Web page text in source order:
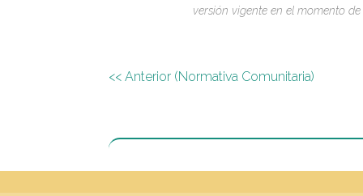
versión vigente en el momento
<< Anterior (Normativa Comunitaria)